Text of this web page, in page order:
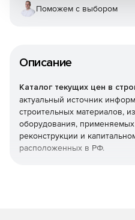
Описание
Каталог текущих цен в
актуальный источник
строительных материалов,
оборудования, применяемых
реконструкции и
расположенных в РФ.
Поможем с выбором